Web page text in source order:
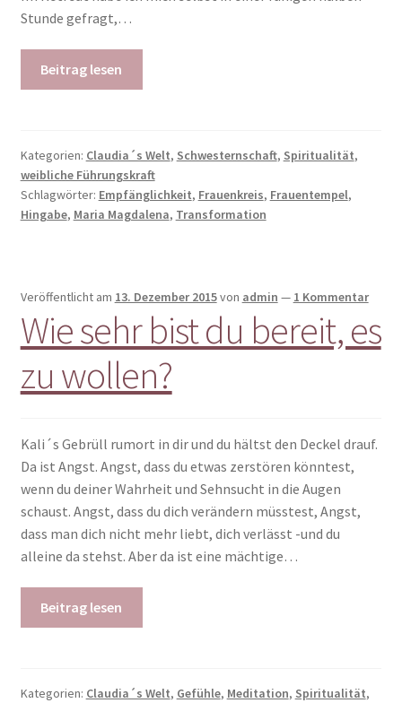
Stunde gefragt,…
Beitrag lesen
Kategorien: Claudia´s Welt, Schwesternschaft, Spiritualität,
weibliche Führungskraft
Schlagwörter: Empfänglichkeit, Frauenkreis, Frauentempel,
Hingabe, Maria Magdalena, Transformation
Veröffentlicht am 13. Dezember 2015von admin — 1 Kommentar
Wie sehr bist du bereit, es
zu wollen?
Kali´s Gebrüll rumort in dir und du hältst den Deckel drauf.
Da ist Angst. Angst, dass du etwas zerstören könntest,
wenn du deiner Wahrheit und Sehnsucht in die Augen
schaust. Angst, dass du dich verändern müsstest, Angst,
dass man dich nicht mehr liebt, dich verlässt -und du
alleine da stehst. Aber da ist eine mächtige…
Beitrag lesen
Kategorien: Claudia´s Welt, Gefühle, Meditation, Spiritualität,